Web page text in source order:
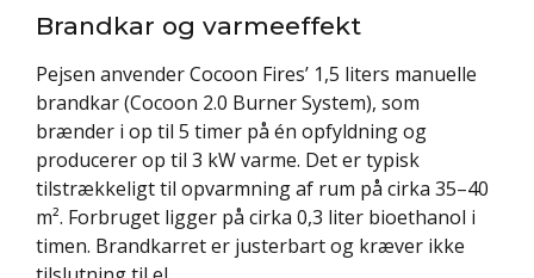
Brandkar og varmeeffekt
Pejsen anvender Cocoon Fires’ 1,5 liters manuelle
brandkar (Cocoon 2.0 Burner System), som
brænder i op til 5 timer på én opfyldning og
producerer op til 3 kW varme. Det er typisk
tilstrækkeligt til opvarmning af rum på cirka 35–40
m². Forbruget ligger på cirka 0,3 liter bioethanol i
timen. Brandkarret er justerbart og kræver ikke